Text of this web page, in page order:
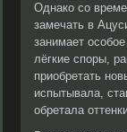
Однако со
замечать в
занимает
лёгкие споры,
приобретать
испытывала,
обретала